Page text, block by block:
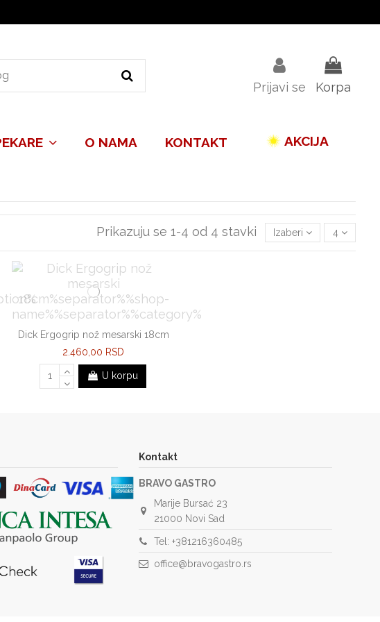
Prijavi se Korpa
O NAMA KONTAKT AKCIJA
Prikazuju se 1-4 od 4 stavki Izaberi 4
Dick Ergogrip nož mesarski 18cm
2.460,00 RSD
U korpu
Kontakt
BRAVO GASTRO
Marije Bursać 23
21000 Novi Sad
Tel: +381216360485
office@bravogastro.rs